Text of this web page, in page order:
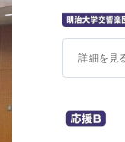
詳細を見